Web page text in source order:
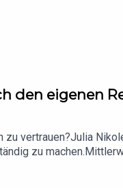
den eigenen
vertrauen?Julia
zu
in ihre persönliche
sprechen